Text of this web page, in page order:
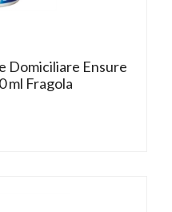
Domiciliare Ensure
ml Fragola